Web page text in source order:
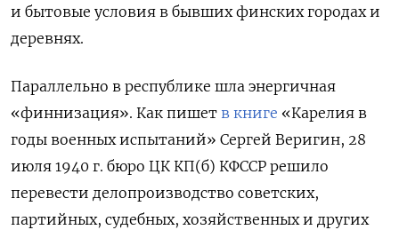
и бытовые условия в бывших финских городах и
деревнях.
Параллельно в республике шла энергичная
«финнизация». Как пишет в книге «Карелия в
годы военных испытаний» Сергей Веригин, 28
июля 1940 г. бюро ЦК КП(б) КФССР решило
перевести делопроизводство советских,
партийных, судебных, хозяйственных и других